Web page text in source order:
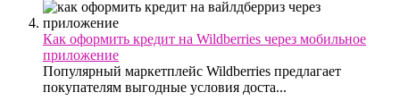
Как оформить кредит на Wildberries через мобильное
приложение
Популярный маркетплейс Wildberries предлагает
покупателям выгодные условия доста...